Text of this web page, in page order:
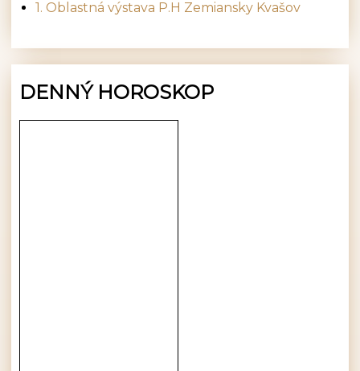
1. Oblastná výstava P.H Zemiansky Kvašov
DENNÝ HOROSKOP